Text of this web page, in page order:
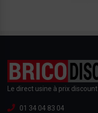
Le direct usine à prix discount
01 34 04 83 04